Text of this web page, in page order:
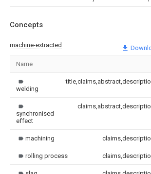
Concepts
machine-extracted
Name
welding
synchronised
effect
machining
rolling process